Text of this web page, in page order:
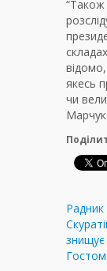
“Також
якесь
чи
Марчук.
знищує